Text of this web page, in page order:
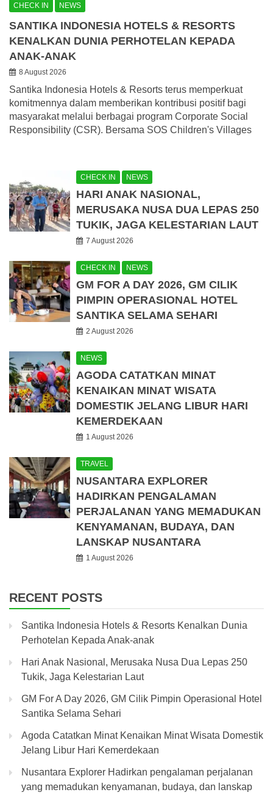
CHECK IN NEWS
SANTIKA INDONESIA HOTELS & RESORTS
KENALKAN DUNIA PERHOTELAN KEPADA
ANAK-ANAK
8 August 2026
Santika Indonesia Hotels & Resorts terus memperkuat
komitmennya dalam memberikan kontribusi positif bagi
masyarakat melalui berbagai program Corporate Social
Responsibility (CSR). Bersama SOS Children's Villages
CHECK IN NEWS
HARI ANAK NASIONAL,
MERUSAKA NUSA DUA LEPAS 250
TUKIK, JAGA KELESTARIAN LAUT
7 August 2026
CHECK IN NEWS
GM FOR A DAY 2026, GM CILIK
PIMPIN OPERASIONAL HOTEL
SANTIKA SELAMA SEHARI
2 August 2026
NEWS
AGODA CATATKAN MINAT
KENAIKAN MINAT WISATA
DOMESTIK JELANG LIBUR HARI
KEMERDEKAAN
1 August 2026
TRAVEL
NUSANTARA EXPLORER
HADIRKAN PENGALAMAN
PERJALANAN YANG MEMADUKAN
KENYAMANAN, BUDAYA, DAN
LANSKAP NUSANTARA
1 August 2026
RECENT POSTS
Santika Indonesia Hotels & Resorts Kenalkan Dunia
Perhotelan Kepada Anak-anak
Hari Anak Nasional, Merusaka Nusa Dua Lepas 250
Tukik, Jaga Kelestarian Laut
GM For A Day 2026, GM Cilik Pimpin Operasional Hotel
Santika Selama Sehari
Agoda Catatkan Minat Kenaikan Minat Wisata Domestik
Jelang Libur Hari Kemerdekaan
Nusantara Explorer Hadirkan pengalaman perjalanan
yang memadukan kenyamanan, budaya, dan lanskap